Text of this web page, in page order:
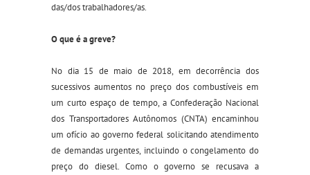
das/dos trabalhadores/as.
O que é a greve?
No dia 15 de maio de 2018, em decorrência dos
sucessivos aumentos no preço dos combustíveis em
um curto espaço de tempo, a Confederação Nacional
dos Transportadores Autônomos (CNTA) encaminhou
um ofício ao governo federal solicitando atendimento
de demandas urgentes, incluindo o congelamento do
preço do diesel. Como o governo se recusava a